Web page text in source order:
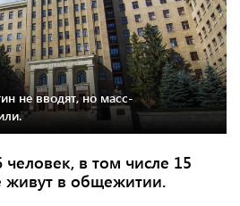
не вводят, но масс-
в том числе 15
живут в общежитии.